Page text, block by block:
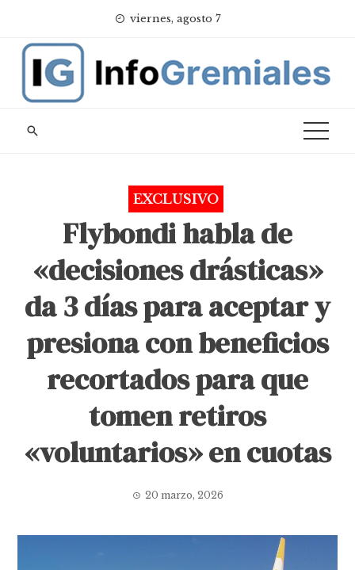
content
viernes, agosto 7
EXCLUSIVO
Flybondi habla de
«decisiones drásticas»
da 3 días para aceptar y
presiona con beneficios
recortados para que
tomen retiros
«voluntarios» en cuotas
20 marzo, 2026